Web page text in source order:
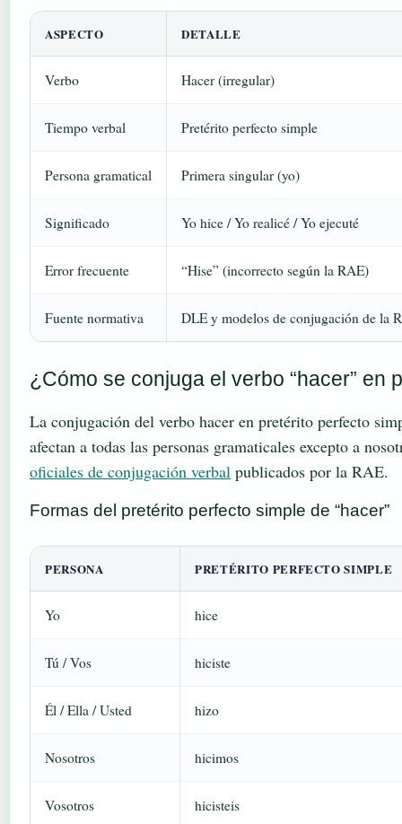
ASPECTO DETALLE
Verbo Hacer (irregular)
Tiempo verbal Pretérito perfecto simple
Persona gramatical Primera singular (yo)
Significado Yo hice / Yo realicé / Yo ejecuté
Error frecuente “Hise” (incorrecto según la RAE)
Fuente normativa DLE y modelos de conjugación de la
¿Cómo se conjuga el verbo “hacer” en
La conjugación del verbo hacer en pretérito perfecto
afectan a todas las personas gramaticales excepto a
oficiales de conjugación verbal publicados por la RAE.
Formas del pretérito perfecto simple de “hacer”
PERSONA PRETÉRITO PERFECTO SIMPLE
Yo hice
Tú / Vos hiciste
Él / Ella / Usted hizo
Nosotros hicimos
Vosotros hicisteis